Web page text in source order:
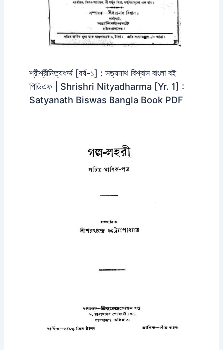
শ্রীশ্রীনিত্যধর্ম্ম [বর্ষ-১] : সত্যনাথ বিশ্বাস বাংলা বই
পিডিএফ | Shrishri Nityadharma [Yr. 1] :
Satyanath Biswas Bangla Book PDF